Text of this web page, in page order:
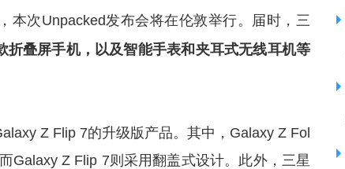
本次Unpacked发布会将在伦敦举行。届时，三
折叠屏手机，以及智能手表和夹耳式无线耳机等
Z Flip 7的升级版产品。其中，Galaxy Z Fol
Galaxy Z Flip 7则采用翻盖式设计。此外，三星